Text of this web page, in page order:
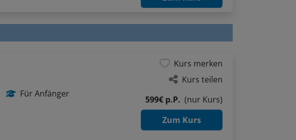
Für Anfänger
Kurs merken
Kurs teilen
599€ p.P.
(nur Kurs)
Zum Kurs